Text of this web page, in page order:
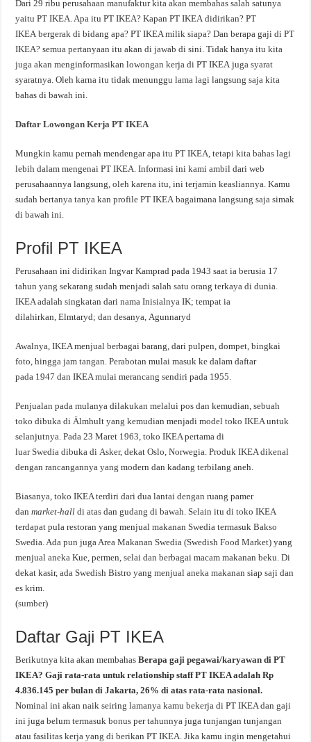
Dari 29 ribu perusahaan manufaktur kita akan membahas salah satunya
yaitu PT IKEA. Apa itu PT IKEA? Kapan PT IKEA didirikan? PT
IKEA bergerak di bidang apa? PT IKEA milik siapa? Dan berapa gaji di PT
IKEA? semua pertanyaan itu akan di jawab di sini. Tidak hanya itu kita
juga akan menginformasikan lowongan kerja di PT IKEA juga syarat
syaratnya. Oleh karna itu tidak menunggu lama lagi langsung saja kita
bahas di bawah ini.
Daftar Lowongan Kerja PT IKEA
Mungkin kamu pernah mendengar apa itu PT IKEA, tetapi kita bahas lagi
lebih dalam mengenai PT IKEA. Informasi ini kami ambil dari web
perusahaannya langsung, oleh karena itu, ini terjamin keasliannya. Kamu
sudah bertanya tanya kan profile PT IKEA bagaimana langsung saja simak
di bawah ini.
Profil PT IKEA
Perusahaan ini didirikan Ingvar Kamprad pada 1943 saat ia berusia 17
tahun yang sekarang sudah menjadi salah satu orang terkaya di dunia.
IKEA adalah singkatan dari nama Inisialnya IK; tempat ia
dilahirkan, Elmtaryd; dan desanya, Agunnaryd
Awalnya, IKEA menjual berbagai barang, dari pulpen, dompet, bingkai
foto, hingga jam tangan. Perabotan mulai masuk ke dalam daftar
pada 1947 dan IKEA mulai merancang sendiri pada 1955.
Penjualan pada mulanya dilakukan melalui pos dan kemudian, sebuah
toko dibuka di Älmhult yang kemudian menjadi model toko IKEA untuk
selanjutnya. Pada 23 Maret 1963, toko IKEA pertama di
luar Swedia dibuka di Asker, dekat Oslo, Norwegia. Produk IKEA dikenal
dengan rancangannya yang modern dan kadang terbilang aneh.
Biasanya, toko IKEA terdiri dari dua lantai dengan ruang pamer
danmarket-hall di atas dan gudang di bawah. Selain itu di toko IKEA
terdapat pula restoran yang menjual makanan Swedia termasuk Bakso
Swedia. Ada pun juga Area Makanan Swedia (Swedish Food Market) yang
menjual aneka Kue, permen, selai dan berbagai macam makanan beku. Di
dekat kasir, ada Swedish Bistro yang menjual aneka makanan siap saji dan
es krim.
(sumber)
Daftar Gaji PT IKEA
Berikutnya kita akan membahasBerapa gaji pegawai/karyawan di PT
IKEA? Gaji rata-rata untuk relationship staff PT IKEA adalah Rp
4.836.145 per bulan di Jakarta, 26% di atas rata-rata nasional.
Nominal ini akan naik seiring lamanya kamu bekerja di PT IKEA dan gaji
ini juga belum termasuk bonus per tahunnya juga tunjangan tunjangan
atau fasilitas kerja yang di berikan PT IKEA. Jika kamu ingin mengetahui